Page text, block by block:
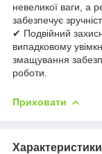
невеликої ваги, а
забезпечує
✔ Подвійний
випадковому
змащування
роботи.
Приховати
Характеристики